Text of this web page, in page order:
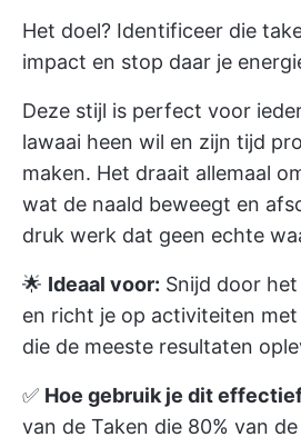
Het doel? Identificeer die
impact en stop daar je
Deze stijl is perfect voor
lawaai heen wil en zijn tijd
maken. Het draait allemaal
wat de naald beweegt en
druk werk dat geen echte
🌟 Ideaal voor: Snijd door
en richt je op activiteiten
die de meeste resultaten
✅ Hoe gebruik je dit
van de Taken die 80% van